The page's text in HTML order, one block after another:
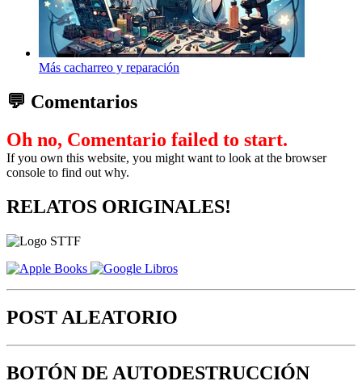
Más cacharreo y reparación
💬 Comentarios
Oh no, Comentario failed to start.
If you own this website, you might want to look at the browser
console to find out why.
RELATOS ORIGINALES!
POST ALEATORIO
BOTÓN DE AUTODESTRUCCIÓN